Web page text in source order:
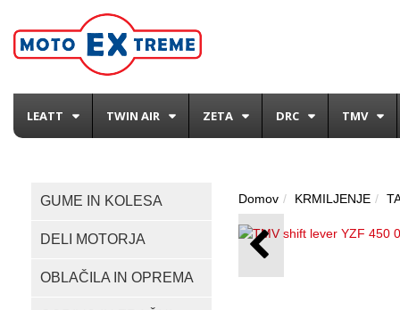
LEATT TWIN AIR ZETA DRC TMV
GUME IN KOLESA
DELI MOTORJA
OBLAČILA IN OPREMA
Domov KRMILJENJE